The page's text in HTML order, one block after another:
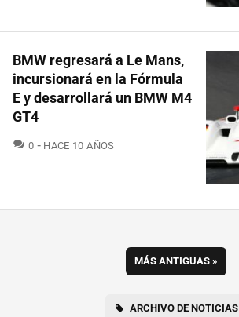
BMW regresará a Le Mans,
incursionará en la Fórmula
E y desarrollará un BMW M4
GT4
0 COMENTARIOS
HACE 10 AÑOS
MÁS ANTIGUAS »
ARCHIVO DE NOTICIAS